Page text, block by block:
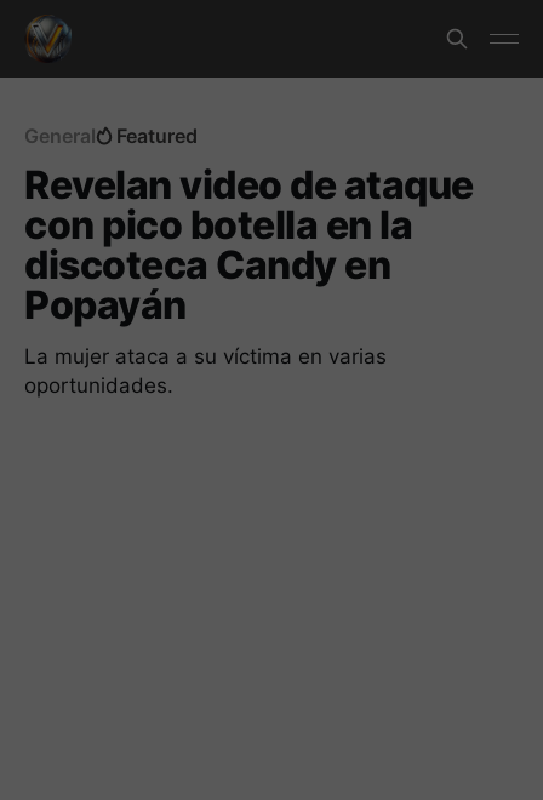
General Featured
Revelan video de ataque
con pico botella en la
discoteca Candy en
Popayán
La mujer ataca a su víctima en varias
oportunidades.